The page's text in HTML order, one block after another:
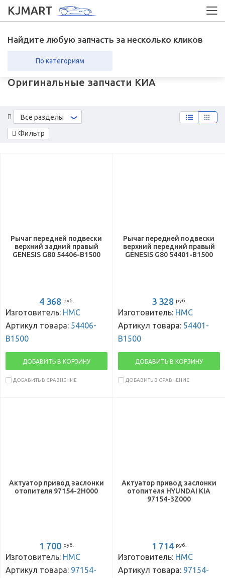
KJMART
Найдите любую запчасть за несколько кликов
По категориям
Оригинальные запчасти КИА
Фильтр
Все разделы
Рычаг передней подвески
верхний задний правый
GENESIS G80 54406-B1500
4 368 руб.
Изготовитель: HMC
Артикул товара: 54406-
B1500
ДОБАВИТЬ В КОРЗИНУ
ДОБАВИТЬ В СРАВНЕНИЕ
Рычаг передней подвески
верхний передний правый
GENESIS G80 54401-B1500
3 328 руб.
Изготовитель: HMC
Артикул товара: 54401-
B1500
ДОБАВИТЬ В КОРЗИНУ
ДОБАВИТЬ В СРАВНЕНИЕ
Актуатор привод заслонки
отопителя 97154-2H000
1 700 руб.
Изготовитель: HMC
Артикул товара: 97154-
Актуатор привод заслонки
отопителя HYUNDAI KIA
97154-3Z000
1 714 руб.
Изготовитель: HMC
Артикул товара: 97154-